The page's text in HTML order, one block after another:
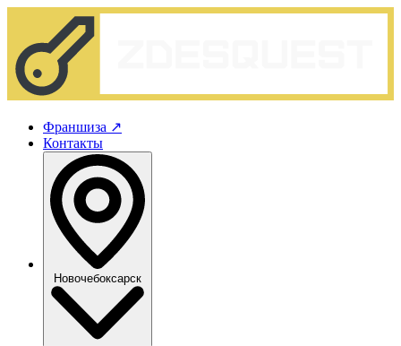
Франшиза ↗
Контакты
Новочебоксарск